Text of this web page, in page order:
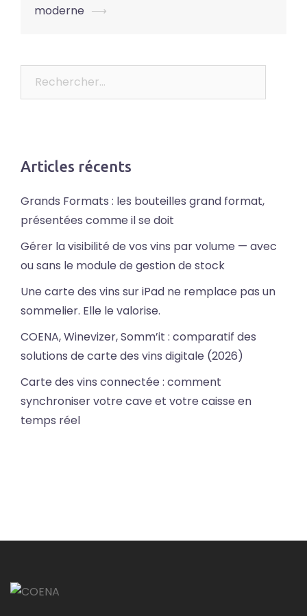
moderne ⟶
Rechercher :
Articles récents
Grands Formats : les bouteilles grand format,
présentées comme il se doit
Gérer la visibilité de vos vins par volume — avec
ou sans le module de gestion de stock
Une carte des vins sur iPad ne remplace pas un
sommelier. Elle le valorise.
COENA, Winevizer, Somm’it : comparatif des
solutions de carte des vins digitale (2026)
Carte des vins connectée : comment
synchroniser votre cave et votre caisse en
temps réel